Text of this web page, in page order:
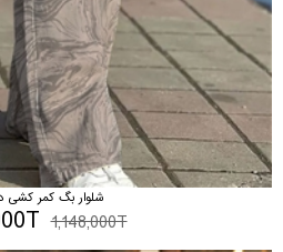
شلوار بگ کمر کشی
1,148,000T